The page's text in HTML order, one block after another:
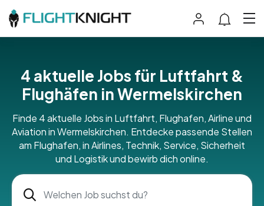
4 aktuelle Jobs für Luftfahrt &
Flughäfen in Wermelskirchen
Finde 4 aktuelle Jobs in Luftfahrt, Flughafen, Airline und
Aviation in Wermelskirchen. Entdecke passende Stellen
am Flughafen, in Airlines, Technik, Service, Sicherheit
und Logistik und bewirb dich online.